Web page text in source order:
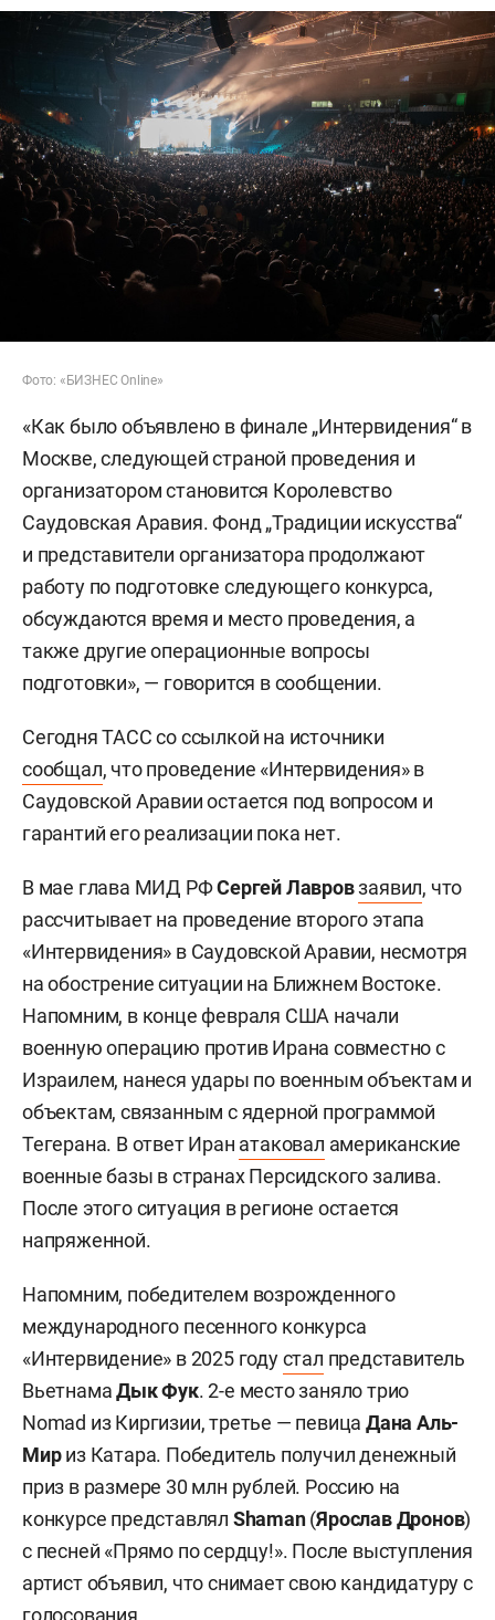
Фото: «БИЗНЕС Online»
«Как было объявлено в финале „Интервидения“ в
Москве, следующей страной проведения и
организатором становится Королевство
Саудовская Аравия. Фонд „Традиции искусства“
и представители организатора продолжают
работу по подготовке следующего конкурса,
обсуждаются время и место проведения, а
также другие операционные вопросы
подготовки», — говорится в сообщении.
Сегодня ТАСС со ссылкой на источники
сообщал, что проведение «Интервидения» в
Саудовской Аравии остается под вопросом и
гарантий его реализации пока нет.
В мае глава МИД РФСергей Лавровзаявил, что
рассчитывает на проведение второго этапа
«Интервидения» в Саудовской Аравии, несмотря
на обострение ситуации на Ближнем Востоке.
Напомним, в конце февраля США начали
военную операцию против Ирана совместно с
Израилем, нанеся удары по военным объектам и
объектам, связанным с ядерной программой
Тегерана. В ответ Иран атаковал американские
военные базы в странах Персидского залива.
После этого ситуация в регионе остается
напряженной.
Напомним, победителем возрожденного
международного песенного конкурса
«Интервидение» в 2025 годустал представитель
ВьетнамаДык Фук. 2-е место заняло трио
Nomad из Киргизии, третье — певица Дана Аль-
Мириз Катара. Победитель получил денежный
приз в размере 30 млн рублей. Россию на
конкурсе представлял Shaman(Ярослав Дронов)
с песней «Прямо по сердцу!». После выступления
артист объявил, что снимает свою кандидатуру с
голосования.